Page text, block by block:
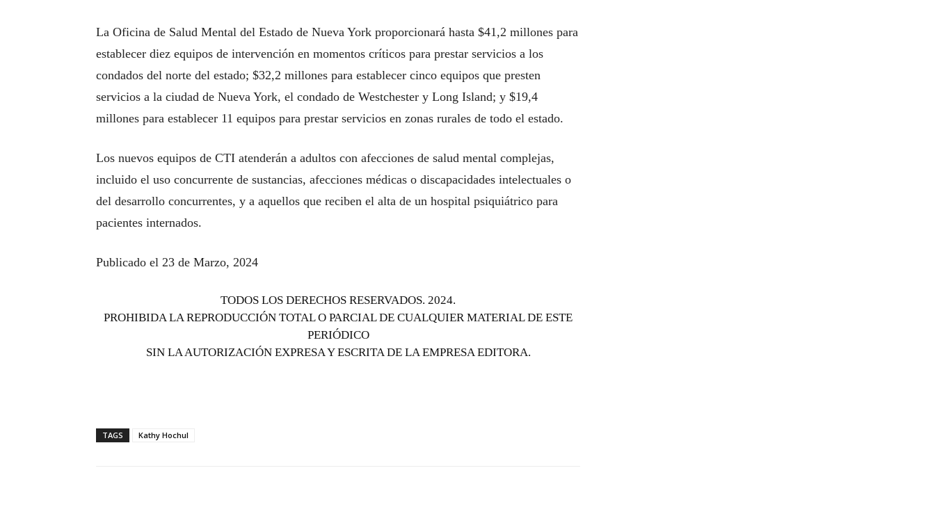
La Oficina de Salud Mental del Estado de Nueva York proporcionará hasta $41,2 millones para
establecer diez equipos de intervención en momentos críticos para prestar servicios a los
condados del norte del estado; $32,2 millones para establecer cinco equipos que presten
servicios a la ciudad de Nueva York, el condado de Westchester y Long Island; y $19,4
millones para establecer 11 equipos para prestar servicios en zonas rurales de todo el estado.
Los nuevos equipos de CTI atenderán a adultos con afecciones de salud mental complejas,
incluido el uso concurrente de sustancias, afecciones médicas o discapacidades intelectuales o
del desarrollo concurrentes, y a aquellos que reciben el alta de un hospital psiquiátrico para
pacientes internados.
Publicado el 23 de Marzo, 2024
TODOS LOS DERECHOS RESERVADOS. 2024.
PROHIBIDA LA REPRODUCCIÓN TOTAL O PARCIAL DE CUALQUIER MATERIAL DE ESTE
PERIÓDICO
SIN LA AUTORIZACIÓN EXPRESA Y ESCRITA DE LA EMPRESA EDITORA.
TAGS Kathy Hochul